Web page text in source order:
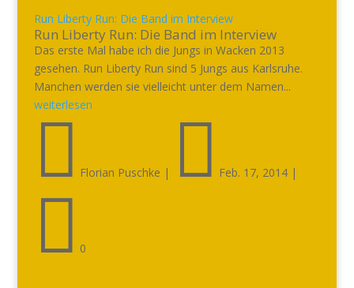
Run Liberty Run: Die Band im Interview
Run Liberty Run: Die Band im Interview
Das erste Mal habe ich die Jungs in Wacken 2013
gesehen. Run Liberty Run sind 5 Jungs aus Karlsruhe.
Manchen werden sie vielleicht unter dem Namen...
weiterlesen
 Florian Puschke |  Feb. 17, 2014|
 0